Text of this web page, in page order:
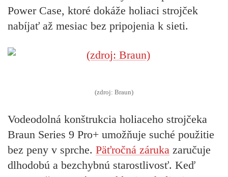
Power Case, ktoré dokáže holiaci strojček
nabíjať až mesiac bez pripojenia k sieti.
(zdroj: Braun)
Vodeodolná konštrukcia holiaceho strojčeka
Braun Series 9 Pro+ umožňuje suché použitie
bez peny v sprche. Päťročná záruka zaručuje
dlhodobú a bezchybnú starostlivosť. Keď